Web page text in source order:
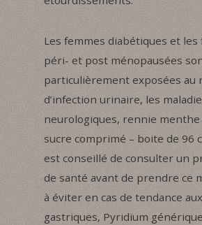
Les femmes diabétiques et les
péri- et post ménopausées
particulièrement exposées au
d’infection urinaire, les
neurologiques, rennie
sucre comprimé – boite de 96
est conseillé de consulter un
de santé avant de prendre ce
à éviter en cas de tendance
gastriques, Pyridium